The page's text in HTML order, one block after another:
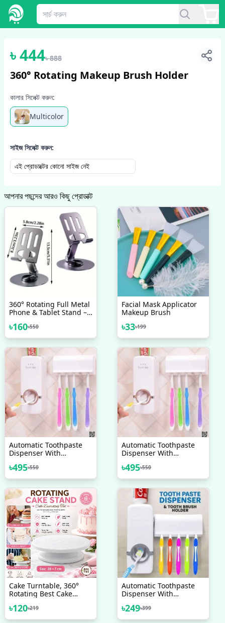
1/6
৳444৳888
360° Rotating Makeup Brush Holder
কালার সিলেক্ট করুন:
Multicolor
সাইজ সিলেক্ট করুন:
এই প্রোডাক্টের কোনো সাইজ নেই
আপনার পছন্দের আরও কিছু প্রোডাক্ট
360° Rotating Full Metal
Phone & Tablet Stand –
Adjustable Desktop
Holder For Mobile
৳160৳550
Facial Mask Applicator
Makeup Brush
৳33৳199
Automatic Toothpaste
Dispenser With
৳495৳550
Automatic Toothpaste
Dispenser With
৳495৳550
Cake Turntable, 360°
Rotating Best Cake
৳120৳219
Automatic Toothpaste
Dispenser With
৳249৳399